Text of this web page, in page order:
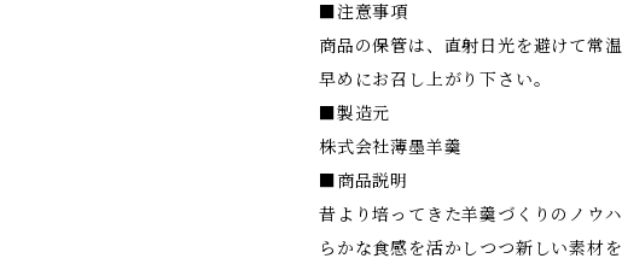
■注意事項
商品の保管は、直射日光を避けて常
早めにお召し上がり下さい。
■製造元
株式会社薄墨羊羹
■商品説明
昔より培ってきた羊羹づくりのノウ
らかな食感を活かしつつ新しい素材